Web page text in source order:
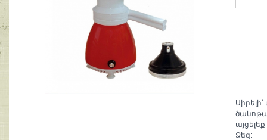
Ձեզ: